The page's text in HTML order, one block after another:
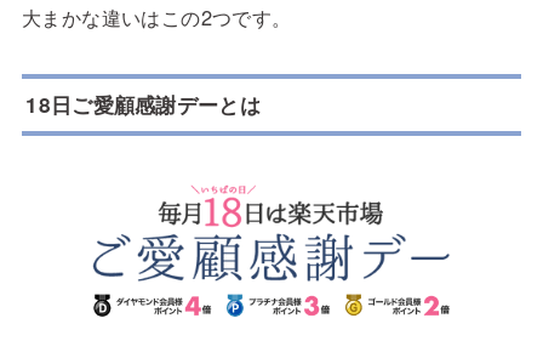
大まかな違いはこの2つです。
18日ご愛顧感謝デーとは